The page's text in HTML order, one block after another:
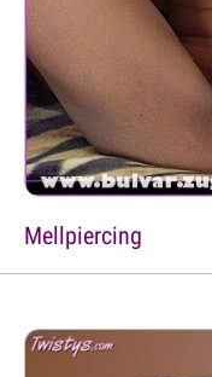
Mellpiercing